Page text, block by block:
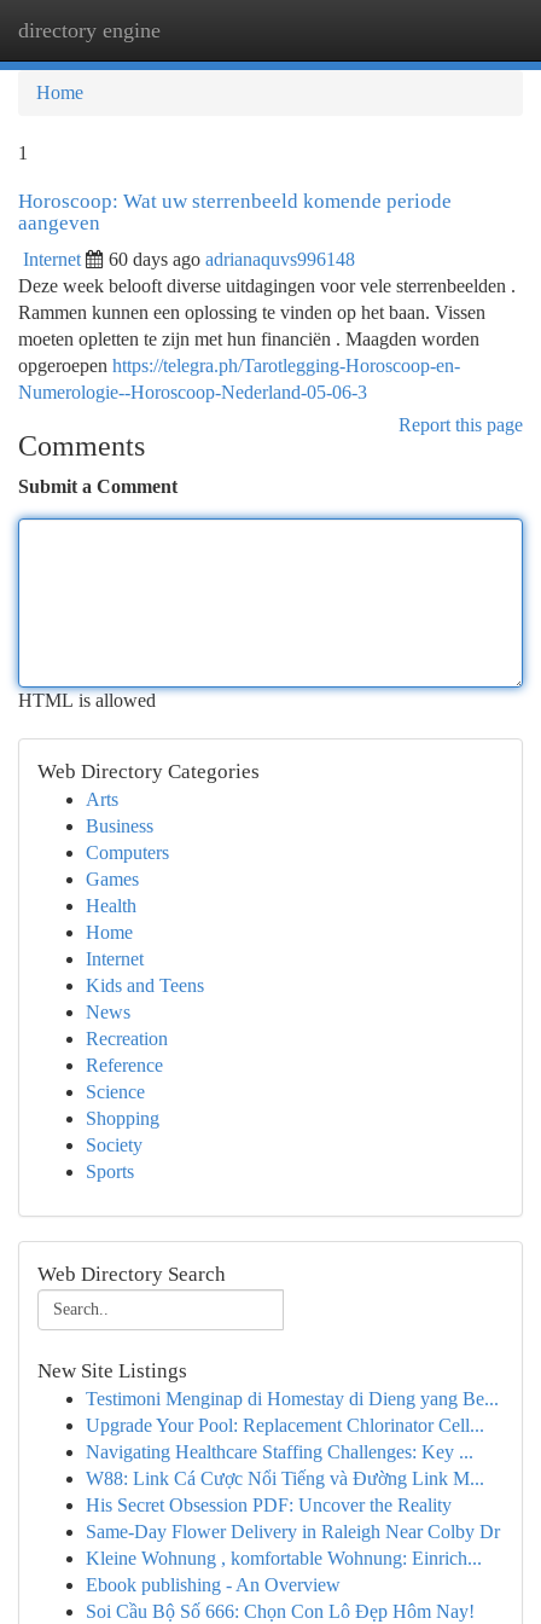
directory engine
Home
1
Horoscoop: Wat uw sterrenbeeld komende periode
aangeven
Internet 60 days ago adrianaquvs996148
Deze week belooft diverse uitdagingen voor vele sterrenbeelden .
Rammen kunnen een oplossing te vinden op het baan. Vissen
moeten opletten te zijn met hun financiën . Maagden worden
opgeroepen https://telegra.ph/Tarotlegging-Horoscoop-en-
Numerologie--Horoscoop-Nederland-05-06-3
Report this page
Comments
Submit a Comment
HTML is allowed
Web Directory Categories
Arts
Business
Computers
Games
Health
Home
Internet
Kids and Teens
News
Recreation
Reference
Science
Shopping
Society
Sports
Web Directory Search
New Site Listings
Testimoni Menginap di Homestay di Dieng yang Be...
Upgrade Your Pool: Replacement Chlorinator Cell...
Navigating Healthcare Staffing Challenges: Key ...
W88: Link Cá Cược Nổi Tiếng và Đường Link M...
His Secret Obsession PDF: Uncover the Reality
Same-Day Flower Delivery in Raleigh Near Colby Dr
Kleine Wohnung , komfortable Wohnung: Einrich...
Ebook publishing - An Overview
Soi Cầu Bộ Số 666: Chọn Con Lô Đẹp Hôm Nay!